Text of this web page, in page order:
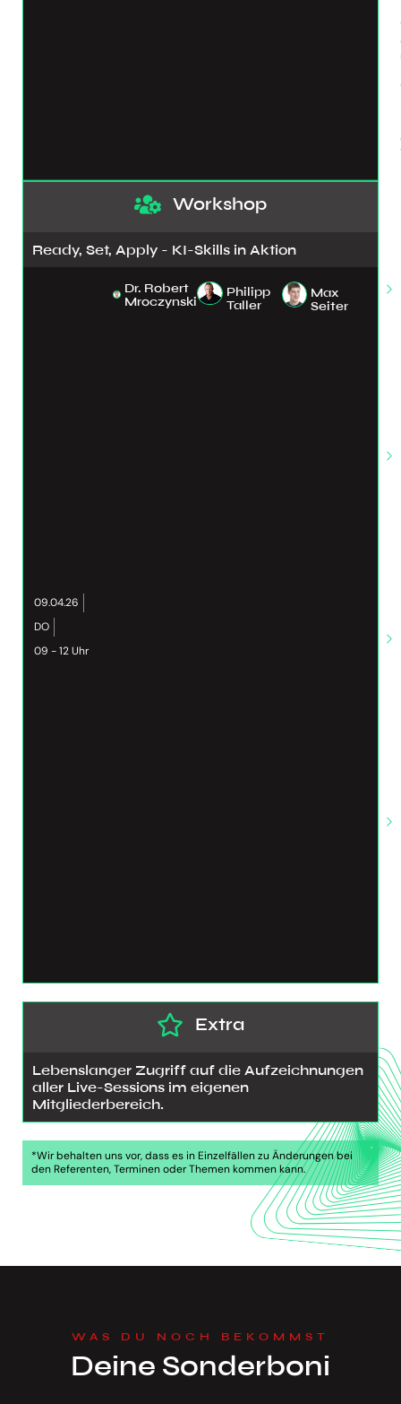
Workshop
Ready, Set, Apply - KI-Skills in Aktion
09.04.26
DO
09 - 12 Uhr
Dr. Robert
Mroczynski
Philipp
Taller
Max
Seiter
Extra
Lebenslanger Zugriff auf die Aufzeichnungen
aller Live-Sessions im eigenen
Mitgliederbereich.
*Wir behalten uns vor, dass es in Einzelfällen zu Änderungen bei
den Referenten, Terminen oder Themen kommen kann.
WAS DU NOCH BEKOMMST
Deine Sonderboni